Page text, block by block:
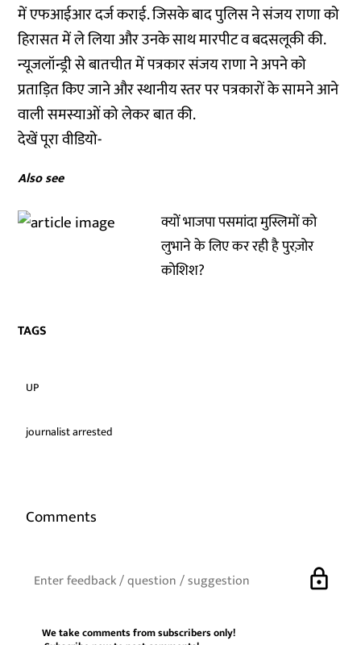
में एफआईआर दर्ज कराई. जिसके बाद पुलिस ने संजय राणा को
हिरासत में ले लिया और उनके साथ मारपीट व बदसलूकी की.
न्यूजलॉन्ड्री से बातचीत में पत्रकार संजय राणा ने अपने को
प्रताड़ित किए जाने और स्थानीय स्तर पर पत्रकारों के सामने आने
वाली समस्याओं को लेकर बात की.
देखें पूरा वीडियो-
Also see
क्यों भाजपा पसमांदा मुस्लिमों को
लुभाने के लिए कर रही है पुरज़ोर
कोशिश?
TAGS
UP
journalist arrested
Comments
lock
We take comments from subscribers only!